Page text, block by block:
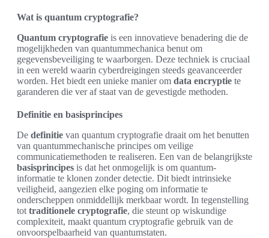
Wat is quantum cryptografie?
Quantum cryptografie is een innovatieve benadering die de
mogelijkheden van quantummechanica benut om
gegevensbeveiliging te waarborgen. Deze techniek is cruciaal
in een wereld waarin cyberdreigingen steeds geavanceerder
worden. Het biedt een unieke manier om data encryptie te
garanderen die ver af staat van de gevestigde methoden.
Definitie en basisprincipes
De definitie van quantum cryptografie draait om het benutten
van quantummechanische principes om veilige
communicatiemethoden te realiseren. Een van de belangrijkste
basisprincipes is dat het onmogelijk is om quantum-
informatie te klonen zonder detectie. Dit biedt intrinsieke
veiligheid, aangezien elke poging om informatie te
onderscheppen onmiddellijk merkbaar wordt. In tegenstelling
tot traditionele cryptografie, die steunt op wiskundige
complexiteit, maakt quantum cryptografie gebruik van de
onvoorspelbaarheid van quantumstaten.